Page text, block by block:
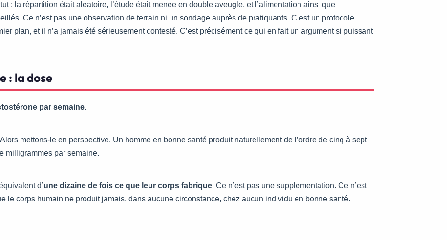
: la répartition était aléatoire, l’étude était menée en double aveugle, et l’alimentation ainsi que
Ce n’est pas une observation de terrain ni un sondage auprès de pratiquants. C’est un protocole
plan, et il n’a jamais été sérieusement contesté. C’est précisément ce qui en fait un argument si puissant
: la dose
par semaine.
mettons-le en perspective. Un homme en bonne santé produit naturellement de l’ordre de cinq à sept
milligrammes par semaine.
d’une dizaine de fois ce que leur corps fabrique. Ce n’est pas une supplémentation. Ce n’est
le corps humain ne produit jamais, dans aucune circonstance, chez aucun individu en bonne santé.